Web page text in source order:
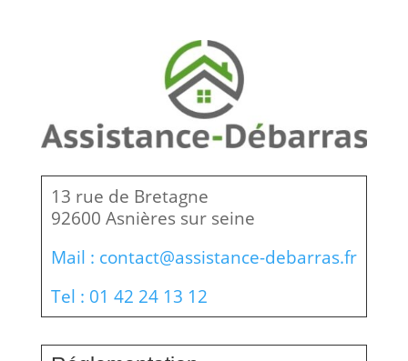
13 rue de Bretagne
92600 Asnières sur seine
Mail : contact@assistance-debarras.fr
Tel : 01 42 24 13 12